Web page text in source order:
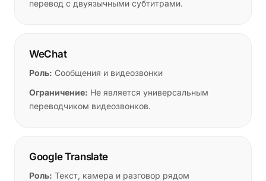
перевод с двуязычными субтитрами.
WeChat
Роль: Сообщения и видеозвонки
Ограничение: Не является универсальным
переводчиком видеозвонков.
Google Translate
Роль: Текст, камера и разговор рядом